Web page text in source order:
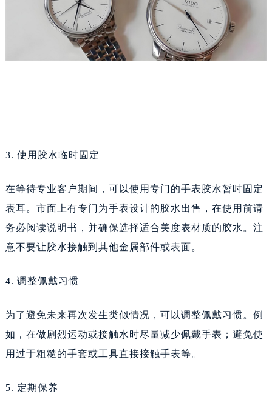
3. 使用胶水临时固定
在等待专业客户期间，可以使用专门的手表胶水暂时固定
表耳。市面上有专门为手表设计的胶水出售，在使用前请
务必阅读说明书，并确保选择适合美度表材质的胶水。注
意不要让胶水接触到其他金属部件或表面。
4. 调整佩戴习惯
为了避免未来再次发生类似情况，可以调整佩戴习惯。例
如，在做剧烈运动或接触水时尽量减少佩戴手表；避免使
用过于粗糙的手套或工具直接接触手表等。
5. 定期保养